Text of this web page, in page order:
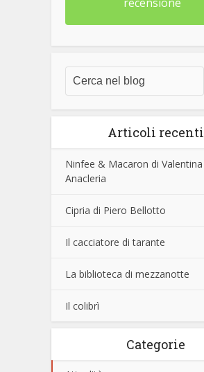
Articoli recenti
Ninfee & Macaron di Valentina
Anacleria
Cipria di Piero Bellotto
Il cacciatore di tarante
La biblioteca di mezzanotte
Il colibrì
Categorie